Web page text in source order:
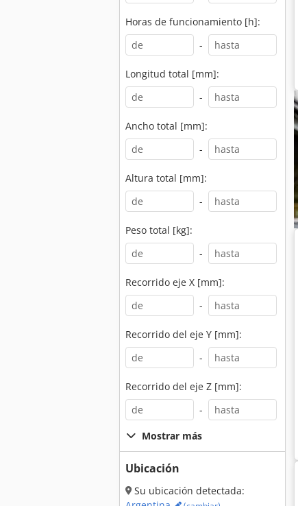
Horas de funcionamiento [h]:
-
Longitud total [mm]:
-
Ancho total [mm]:
-
Altura total [mm]:
-
Peso total [kg]:
-
Recorrido eje X [mm]:
-
Recorrido del eje Y [mm]:
-
Recorrido del eje Z [mm]:
-
Mostrar más
Ubicación
Su ubicación detectada: